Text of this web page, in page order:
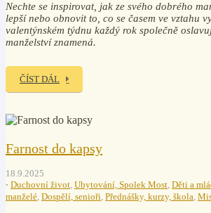
Nechte se inspirovat, jak ze svého dobrého
lepší nebo obnovit to, co se časem ve vztahu
valentýnském týdnu každý rok společně
manželství znamená.
ČÍST DÁL
Farnost do kapsy
18.9.2025
Duchovní život, Ubytování, Spolek Most, Děti a
manželé, Dospělí, senioři, Přednášky, kurzy, škola,